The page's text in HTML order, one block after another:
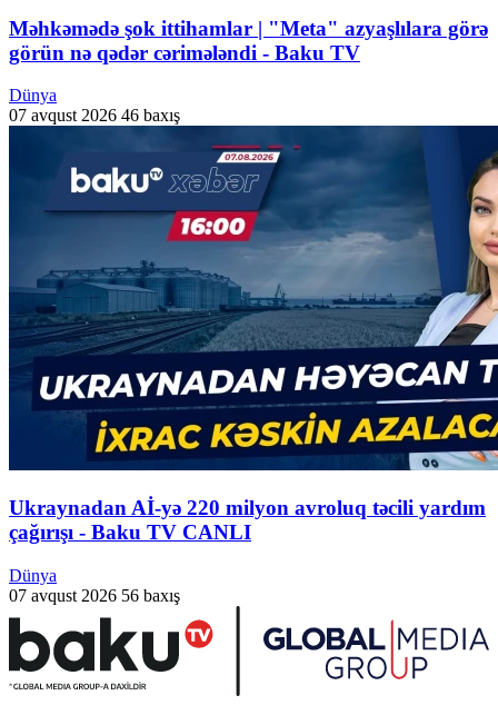
Məhkəmədə şok ittihamlar | "Meta" azyaşlılara görə
görün nə qədər cərimələndi - Baku TV
Dünya
07 avqust 2026 46 baxış
Ukraynadan Aİ-yə 220 milyon avroluq təcili yardım
çağırışı - Baku TV CANLI
Dünya
07 avqust 2026 56 baxış